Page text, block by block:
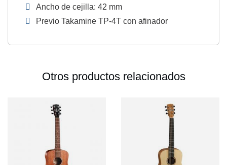
Ancho de cejilla: 42 mm
Previo Takamine TP-4T con afinador
Otros productos relacionados